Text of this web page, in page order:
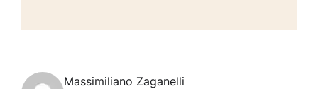
Massimiliano Zaganelli